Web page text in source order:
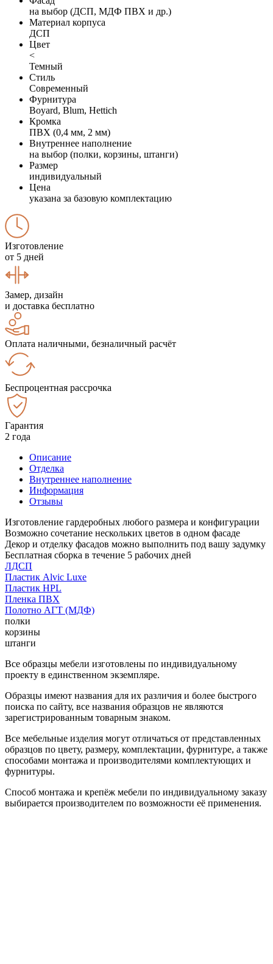
на выбор (ДСП, МДФ ПВХ и др.)
Материал корпуса
ДСП
Цвет
<
Темный
Стиль
Современный
Фурнитура
Boyard, Blum, Hettich
Кромка
ПВХ (0,4 мм, 2 мм)
Внутреннее наполнение
на выбор (полки, корзины, штанги)
Размер
индивидуальный
Цена
указана за базовую комплектацию
Изготовление
от 5 дней
Замер, дизайн
и доставка бесплатно
Оплата наличными, безналичный расчёт
Беспроцентная рассрочка
Гарантия
2 года
Описание
Отделка
Внутреннее наполнение
Информация
Отзывы
Изготовление гардеробных любого размера и конфигурации
Возможно сочетание нескольких цветов в одном фасаде
Декор и отделку фасадов можно выполнить под вашу задумку
Бесплатная сборка в течение 5 рабочих дней
ЛДСП
Пластик Alvic Luxe
Пластик HPL
Пленка ПВХ
Полотно АГТ (МДФ)
полки
корзины
штанги
Все образцы мебели изготовлены по индивидуальному
проекту в единственном экземпляре.
Образцы имеют названия для их различия и более быстрого
поиска по сайту, все названия образцов не являются
зарегистрированным товарным знаком.
Все мебельные изделия могут отличаться от представленных
образцов по цвету, размеру, комплектации, фурнитуре, а также
способами монтажа и производителями комплектующих и
фурнитуры.
Способ монтажа и крепёж мебели по индивидуальному заказу
выбирается производителем по возможности её применения.